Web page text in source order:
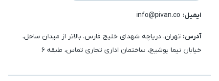
ایمیل:‌
آدرس: تهران، دریاچه شهدای خلیج فارس، بالاتر از میدان ساحل،
خیابان نیما یوشیج، ساختمان اداری تجاری تماس، طبقه 6